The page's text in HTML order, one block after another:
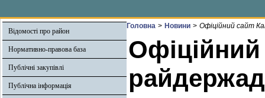
Відомості про район
Нормативно-правова база
Публічні закупівлі
Публічна інформація
Головна > Новини > Офіційний сайт